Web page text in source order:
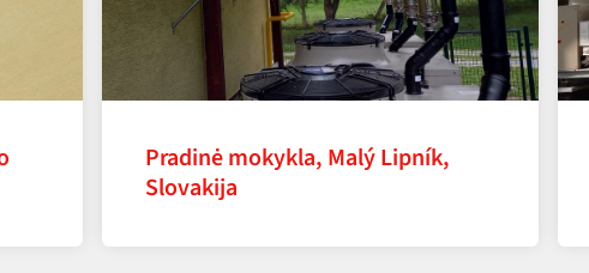
Pradinė mokykla, Malý Lipník,
Slovakija